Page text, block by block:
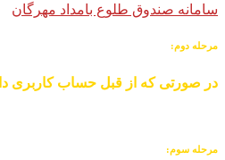
سامانه صندوق طلوع بامداد مهرگان
مرحله دوم:
در صورتی که از قبل حساب کاربری
مرحله سوم: